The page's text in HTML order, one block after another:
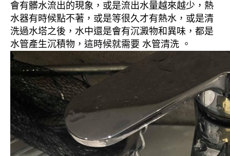
會有髒水流出的現象，或是流出水量越來越少，熱
水器有時候點不著，或是等很久才有熱水，或是清
洗過水塔之後，水中還是會有沉澱物和異味，都是
水管產生沉積物，這時候就需要 水管清洗 。